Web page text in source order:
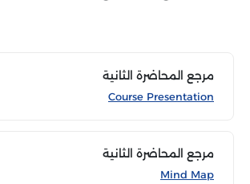
مرجع المحاضرة الثانية
Course Presentation
مرجع المحاضرة الثانية
Mind Map